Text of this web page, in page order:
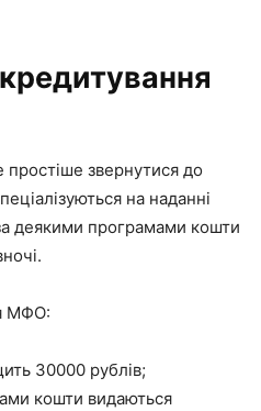
звернутися до
на наданні
деякими програмами кошти
МФО:
30000 рублів;
кошти видаються